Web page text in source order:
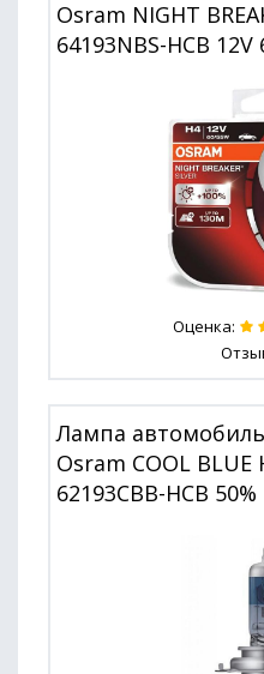
Osram NIGHT
64193NBS-HCB
Оценка:
Лампа
Osram COOL BLUE
62193CBB-HCB